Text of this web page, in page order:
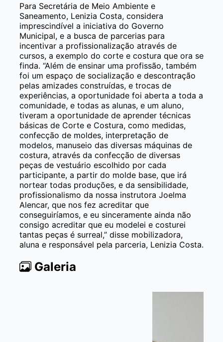
Para Secretária de Meio Ambiente e
Saneamento, Lenizia Costa, considera
imprescindível a iniciativa do Governo
Municipal, e a busca de parcerias para
incentivar a profissionalização através de
cursos, a exemplo do corte e costura que ora se
finda. “Além de ensinar uma profissão, também
foi um espaço de socialização e descontração
pelas amizades construídas, e trocas de
experiências, a oportunidade foi aberta a toda a
comunidade, e todas as alunas, e um aluno,
tiveram a oportunidade de aprender técnicas
básicas de Corte e Costura, como medidas,
confecção de moldes, interpretação de
modelos, manuseio das diversas máquinas de
costura, através da confecção de diversas
peças de vestuário escolhido por cada
participante, a partir do molde base, que irá
nortear todas produções, e da sensibilidade,
profissionalismo da nossa instrutora Joelma
Alencar, que nos fez acreditar que
conseguiríamos, e eu sinceramente ainda não
consigo acreditar que eu modelei e costurei
tantas peças é surreal,” disse mobilizadora,
aluna e responsável pela parceria, Lenizia Costa.
Galeria